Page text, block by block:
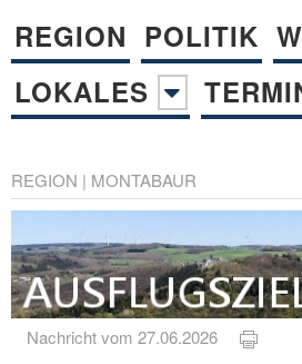
REGION POLITIK
LOKALES
REGION | MONTABAUR
Nachricht vom 27.06.2026